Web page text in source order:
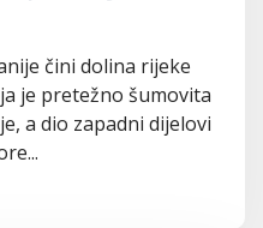
čini dolina rijeke
je pretežno šumovita
a dio zapadni dijelovi